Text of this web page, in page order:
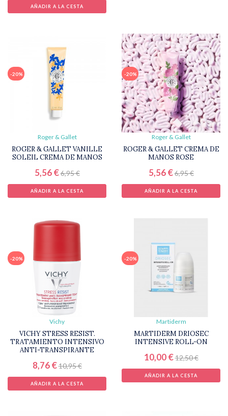
AÑADIR A LA CESTA
-20%
Roger & Gallet
ROGER & GALLET VANILLE
SOLEIL CREMA DE MANOS
5,56 €6,95 €
AÑADIR A LA CESTA
-20%
Roger & Gallet
ROGER & GALLET CREMA DE
MANOS ROSE
5,56 €6,95 €
AÑADIR A LA CESTA
-20%
Vichy
VICHY STRESS RESIST.
TRATAMIENTO INTENSIVO
ANTI-TRANSPIRANTE
8,76 €10,95 €
AÑADIR A LA CESTA
-20%
Martiderm
MARTIDERM DRIOSEC
INTENSIVE ROLL-ON
10,00 €12,50 €
AÑADIR A LA CESTA